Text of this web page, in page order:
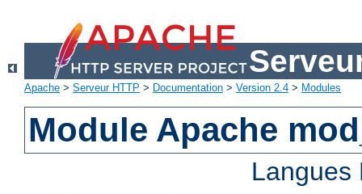
Apache > Serveur HTTP > Documentation > Version 2.4 > Modules
Module Apache